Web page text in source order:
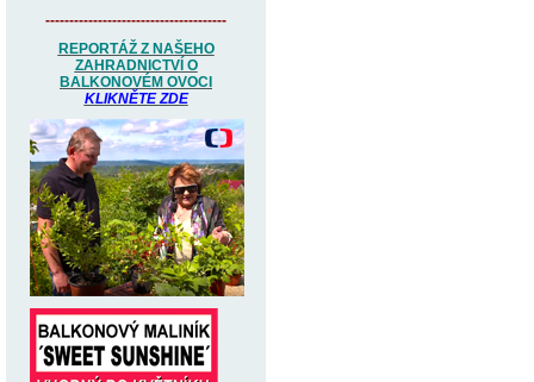
--------------------------------------
REPORTÁŽ Z NAŠEHO
ZAHRADNICTVÍ O
BALKONOVÉM OVOCI
KLIKNĚTE ZDE